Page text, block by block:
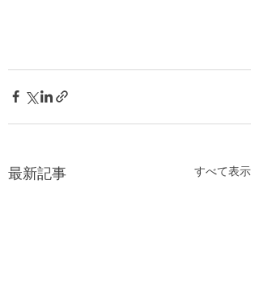
最新記事 すべて表示